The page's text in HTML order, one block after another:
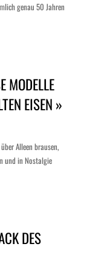
genau 50 Jahren
MODELLE
EISEN »
Alleen brausen,
und in Nostalgie
DES